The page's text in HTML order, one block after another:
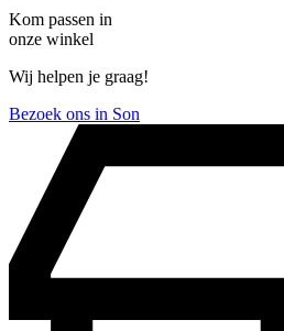
Kom passen in
onze winkel
Wij helpen je graag!
Bezoek ons in Son